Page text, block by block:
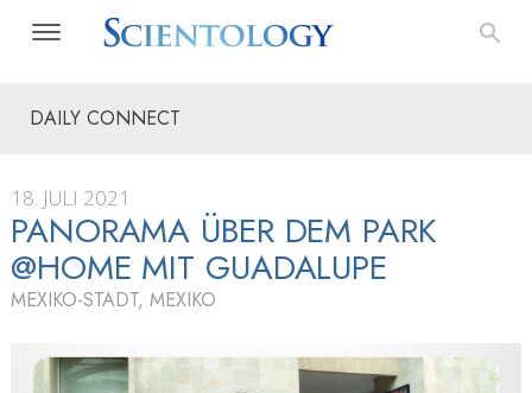
DAILY CONNECT
18. JULI 2021
PANORAMA ÜBER DEM PARK
@HOME MIT GUADALUPE
MEXIKO-STADT, MEXIKO